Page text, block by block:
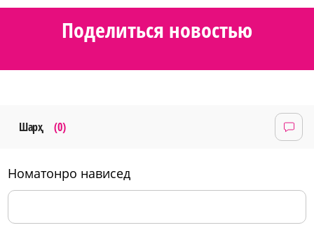
Поделиться новостью
Шарҳ (0)
номатонро нависед